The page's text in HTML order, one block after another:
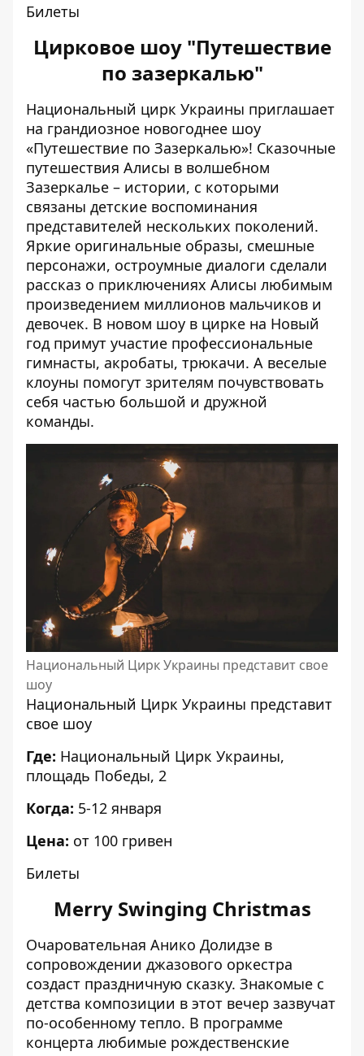
Билеты
Цирковое шоу "Путешествие
по зазеркалью"
Национальный цирк Украины приглашает
на грандиозное новогоднее шоу
«Путешествие по Зазеркалью»! Сказочные
путешествия Алисы в волшебном
Зазеркалье – истории, с которыми
связаны детские воспоминания
представителей нескольких поколений.
Яркие оригинальные образы, смешные
персонажи, остроумные диалоги сделали
рассказ о приключениях Алисы любимым
произведением миллионов мальчиков и
девочек. В новом шоу в цирке на Новый
год примут участие профессиональные
гимнасты, акробаты, трюкачи. А веселые
клоуны помогут зрителям почувствовать
себя частью большой и дружной
команды.
Национальный Цирк Украины представит свое
шоу
Национальный Цирк Украины представит
свое шоу
Где: Национальный Цирк Украины,
площадь Победы, 2
Когда: 5-12 января
Цена: от 100 гривен
Билеты
Merry Swinging Christmas
Очаровательная Анико Долидзе в
сопровождении джазового оркестра
создаст праздничную сказку. Знакомые с
детства композиции в этот вечер зазвучат
по-особенному тепло. В программе
концерта любимые рождественские